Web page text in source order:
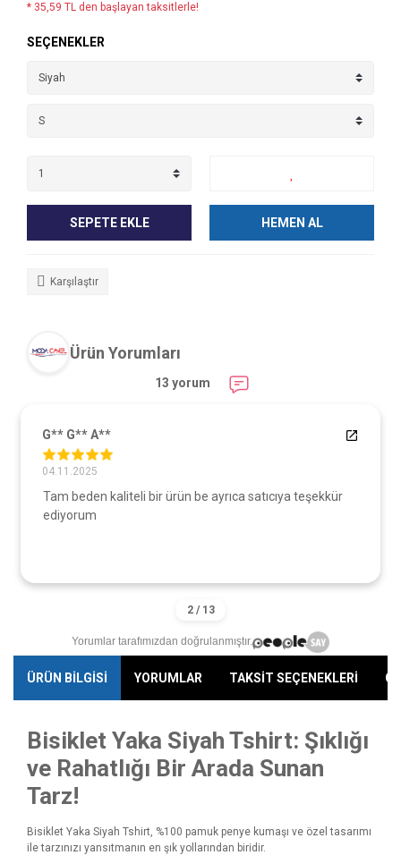
* 35,59 TL den başlayan taksitlerle!
SEÇENEKLER
SEPETE EKLE HEMEN AL
Karşılaştır
Ürün Yorumları
13 yorum
G** G** A**
04.11.2025
Tam beden kaliteli bir ürün be ayrıca satıcıya teşekkür
ediyorum
Yorumlar tarafımızdan doğrulanmıştır.
ÜRÜN BİLGİSİ YORUMLAR TAKSİT SEÇENEKLERİ
Bisiklet Yaka Siyah Tshirt: Şıklığı
ve Rahatlığı Bir Arada Sunan
Tarz!
Bisiklet Yaka Siyah Tshirt, %100 pamuk penye kumaşı ve özel tasarımı
ile tarzınızı yansıtmanın en şık yollarından biridir.